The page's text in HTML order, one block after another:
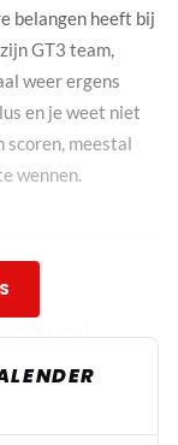
belangen heeft bij
GT3 team,
weer ergens
en je weet niet
scoren, meestal
wennen.
al jaaaaren